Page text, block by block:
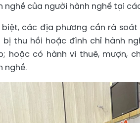
nghề của người hành nghề tại
các địa phương cần rà
bị thu hồi hoặc đình chỉ hành
hoặc có hành vi thuê, mượn,
nghề.